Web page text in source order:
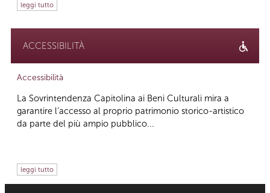
leggi tutto
ACCESSIBILITÀ
Accessibilità
La Sovrintendenza Capitolina ai Beni Culturali mira a
garantire l’accesso al proprio patrimonio storico-artistico
da parte del più ampio pubblico...
leggi tutto